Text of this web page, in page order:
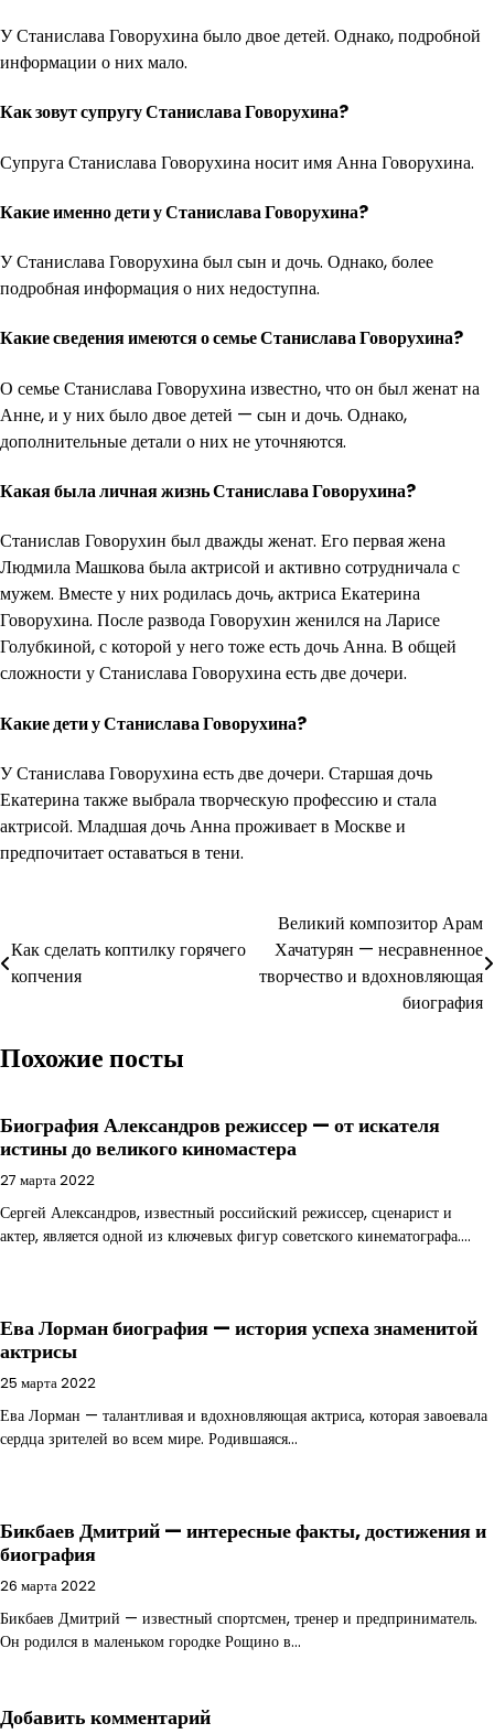
У Станислава Говорухина было двое детей. Однако, подробной
информации о них мало.
Как зовут супругу Станислава Говорухина?
Супруга Станислава Говорухина носит имя Анна Говорухина.
Какие именно дети у Станислава Говорухина?
У Станислава Говорухина был сын и дочь. Однако, более
подробная информация о них недоступна.
Какие сведения имеются о семье Станислава Говорухина?
О семье Станислава Говорухина известно, что он был женат на
Анне, и у них было двое детей — сын и дочь. Однако,
дополнительные детали о них не уточняются.
Какая была личная жизнь Станислава Говорухина?
Станислав Говорухин был дважды женат. Его первая жена
Людмила Машкова была актрисой и активно сотрудничала с
мужем. Вместе у них родилась дочь, актриса Екатерина
Говорухина. После развода Говорухин женился на Ларисе
Голубкиной, с которой у него тоже есть дочь Анна. В общей
сложности у Станислава Говорухина есть две дочери.
Какие дети у Станислава Говорухина?
У Станислава Говорухина есть две дочери. Старшая дочь
Екатерина также выбрала творческую профессию и стала
актрисой. Младшая дочь Анна проживает в Москве и
предпочитает оставаться в тени.
по
Как сделать коптилку горячего
копчения
Великий композитор Арам
Хачатурян — несравненное
творчество и вдохновляющая
биография
Похожие посты
Биография Александров режиссер — от искателя
истины до великого киномастера
27 марта 2022
Сергей Александров, известный российский режиссер, сценарист и
актер, является одной из ключевых фигур советского кинематографа.…
Ева Лорман биография — история успеха знаменитой
актрисы
25 марта 2022
Ева Лорман — талантливая и вдохновляющая актриса, которая завоевала
сердца зрителей во всем мире. Родившаяся…
Бикбаев Дмитрий — интересные факты, достижения и
биография
26 марта 2022
Бикбаев Дмитрий — известный спортсмен, тренер и предприниматель.
Он родился в маленьком городке Рощино в…
Добавить комментарий